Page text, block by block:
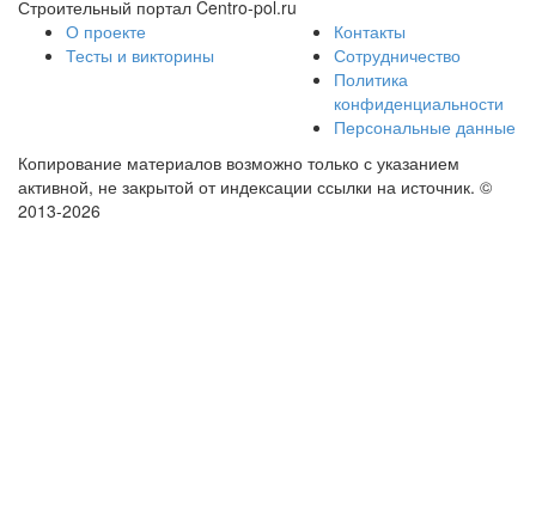
Строительный портал Centro-pol.ru
О проекте
Тесты и викторины
Контакты
Сотрудничество
Политика
конфиденциальности
Персональные данные
Копирование материалов возможно только с указанием
активной, не закрытой от индексации ссылки на источник. ©
2013-2026